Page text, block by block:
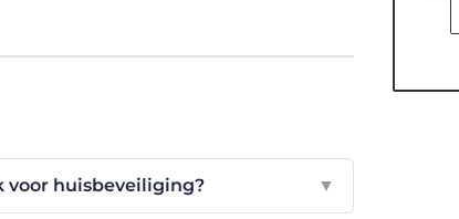
huisbeveiliging? ▼